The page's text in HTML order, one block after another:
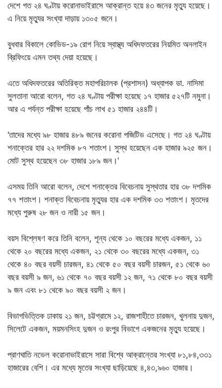
দেশে গত ২৪ ঘণ্টায় করোনাভাইরাসে আক্রান্ত হয়ে ৪৩ জনের মৃত্যু হয়েছে।
এ নিয়ে মৃত্যুর সংখ্যা দাড়ায় ১৩০৫ জনে।
বুধবার বিকালে কোভিড-১৯ রোগ নিয়ে স্বাস্থ্য অধিদফতরের নিয়মিত অনলাইন
ব্রিফিংয়ে এমন তথ্য দেয়া হয়েছে।
এতে অধিদফতরের অতিরিক্ত মহাপরিচালক (প্রশাসন) অধ্যাপক ডা. নাসিমা
সুলতানা আরো বলেন, গত ২৪ ঘণ্টায় পরীক্ষা হয়েছে ১৭ হাজার ৫২৭টি নমুনা।
আর এ পর্যন্ত পরীক্ষা হয়েছে পাঁচ লাখ ৫১ হাজার ২৪৪টি।
‘তাদের মধ্যে ৯৮ হাজার ৪৮৯ জনের করোনা পজিটিভ এসেছে। গত ২৪ ঘণ্টায়
শনাক্তের হার ২২ দশমিক ৮৭ শতাংশ। সুস্থ হয়েছেন এক হাজার ৯২৫ জন।
মোট সুস্থ হয়েছেন ৩৮ হাজার ১৮৯ জন।’
এসময় তিনি আরো বলেন, দেশে শনাক্তের বিবেচনায় সুস্থতার হার ৩৮ দশমিক
৭৭ শতাংশ। শনাক্ত বিবেচনায় মৃত্যুর হার এক দশমিক ৩৩ শতাংশ। মৃতদের
মধ্যে পুরুষ ২৮ জন ও নারী ১৫ জন।
বয়স বিশ্লেষণ করে তিনি বলেন, শূন্য থেকে ১০ বছরের মধ্যে একজন, ১১
থেকে ২০ বছরের মধ্যে একজন, ২১ থেকে ৩০ বছরের মধ্যে একজন, ৩১
থেকে ৪০ বছর বয়সী চারজন, ৪১ থেকে ৫০ বছর বয়সী চারজন, ৫১ থেকে ৬০
বছর বয়সী ৯ জন, ৬১ থেকে ৭০ বছর বয়সী ১২ জন, ৭১ থেকে ৮০ বছর বয়সী
৯ জন এবং ৮১ থেকে ৯০ বছর বয়সী ২ জন।
বিভাগভিত্তিক ঢাকায় ২১ জন, চট্টগ্রামে ১২, রাজশাহীতে চারজন, খুলনায় দুজন,
সিলেটে একজন, ময়মনসিংহ দুজন ও রংপুর বিভাগে একজনের মৃত্যু হয়েছে।
প্রাণঘাতি নভেল করোনাভাইরাসে সারা বিশ্বে আক্রান্তের সংখ্যা ৮১,৮৪,৩৩১
হাজারের বেশি। এর মধ্যে মৃতের সংখ্যা ছাড়িয়েছে ৪,৪৩,৯৬০ হাজার।